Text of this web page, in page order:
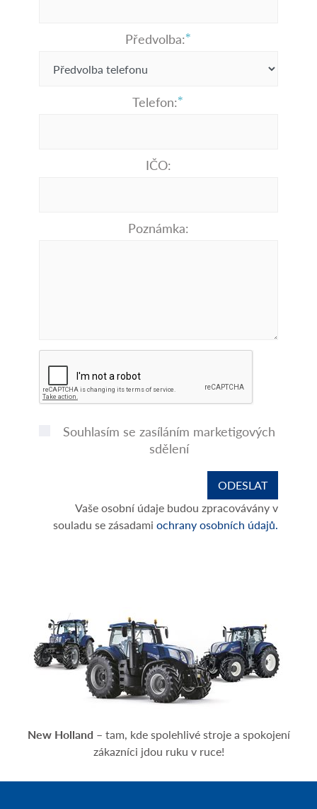
Předvolba:
Telefon:
IČO:
Poznámka:
Souhlasím se zasíláním marketigových
sdělení
Vaše osobní údaje budou zpracovávány v
souladu se zásadami ochrany osobních údajů.
New Holland – tam, kde spolehlivé stroje a spokojení
zákazníci jdou ruku v ruce!